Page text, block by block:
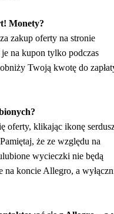
Monety?
zakup oferty na stronie
na kupon tylko podczas
Twoją kwotę do
oferty, klikając ikonę
że ze względu na
wycieczki nie będą
na koncie Allegro, a